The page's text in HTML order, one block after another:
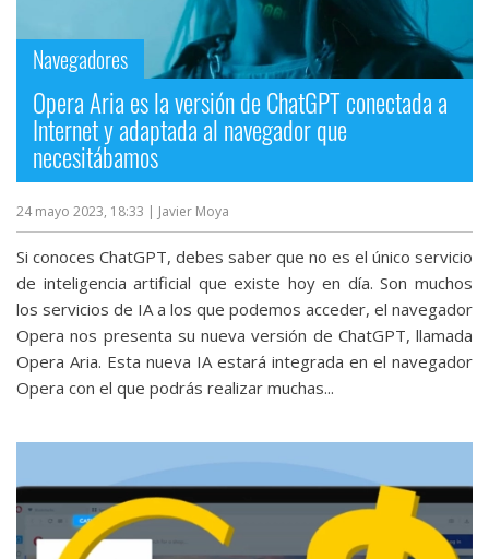
Operadores
Trucos
y
Tutoriales
Ciberseguridad
Sistemas
operativos
Más
temas
Navegadores
Opera Aria es la versión de ChatGPT conectada a
Internet y adaptada al navegador que
necesitábamos
24 mayo 2023, 18:33 | Javier Moya
Si conoces ChatGPT, debes saber que no es el único servicio
de inteligencia artificial que existe hoy en día. Son muchos
los servicios de IA a los que podemos acceder, el navegador
Opera nos presenta su nueva versión de ChatGPT, llamada
Opera Aria. Esta nueva IA estará integrada en el navegador
Opera con el que podrás realizar muchas...